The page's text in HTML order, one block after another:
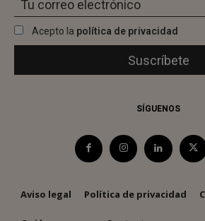
Acepto la política de privacidad
SÍGUENOS
Aviso legal Política de privacidad